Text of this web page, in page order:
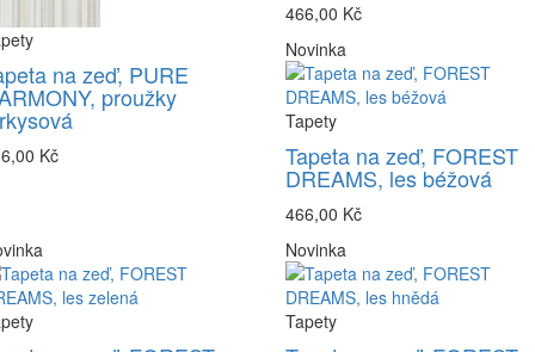
na zeď, PURE
proužky
Kč
466,00 Kč
Novinka
Tapety
Tapeta na zeď, FOREST
DREAMS, les béžová
466,00 Kč
Novinka
Tapety